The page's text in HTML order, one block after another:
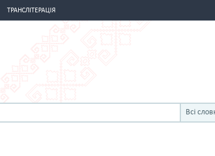
ТРАНСЛІТЕРАЦІЯ
Всі